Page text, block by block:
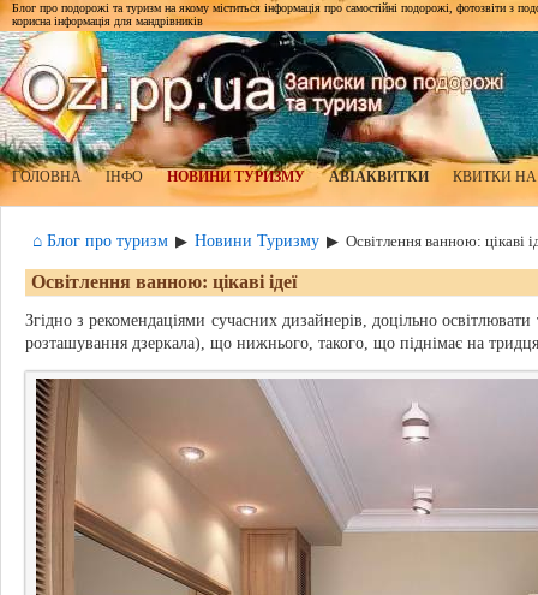
Блог про подорожі та туризм на якому міститься інформація про самостійні подорожі, фотозвіти з
корисна інформація для мандрівників
ГОЛОВНА ІНФО НОВИНИ ТУРИЗМУ АВІАКВИТКИ КВИТКИ
⌂ Блог про туризм ▶ Новини Туризму ▶ Освітлення ванною: цікаві
Освітлення ванною: цікаві ідеї
Згідно з рекомендаціями сучасних дизайнерів, доцільно
розташування дзеркала), що нижнього, такого, що піднімає на